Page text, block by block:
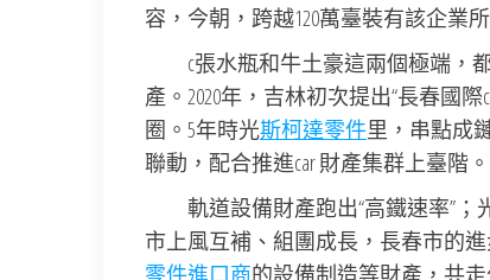
容，今朝，跨越120萬臺裝有該企業
c張水瓶和牛土豪這兩個極端，
產。2020年，吉林初次提出“長春國
圈。5年時光斯柯達零件里，串點成
聯動，配合推進car 財產集群上臺階。
軌道設備財產跑出“高鐵速率”
市上風互補、組團成長，長春市的
零件進口商的設備制造等財產，共